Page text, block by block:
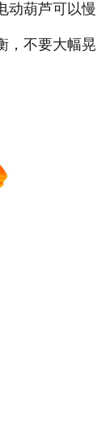
动葫芦可以慢
，不要大幅晃